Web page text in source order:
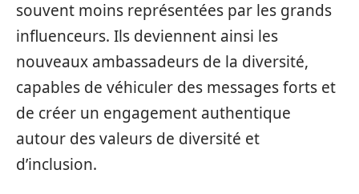
souvent moins représentées par les grands
influenceurs. Ils deviennent ainsi les
nouveaux ambassadeurs de la diversité,
capables de véhiculer des messages forts et
de créer un engagement authentique
autour des valeurs de diversité et
d’inclusion.